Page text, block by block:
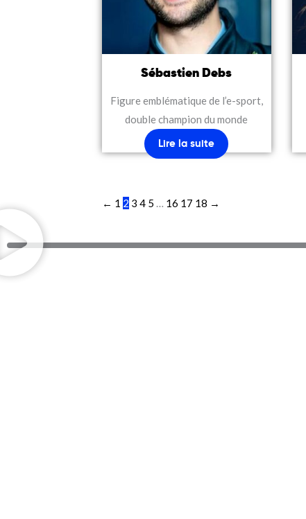
Sébastien Debs
Figure emblématique de l’e-sport,
double champion du monde
Lire la suite
← 1 2 3 4 5 … 16 17 18 →